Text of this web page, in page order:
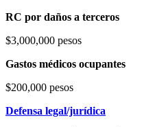
RC por daños a terceros
$3,000,000 pesos
Gastos médicos ocupantes
$200,000 pesos
Defensa legal/jurídica